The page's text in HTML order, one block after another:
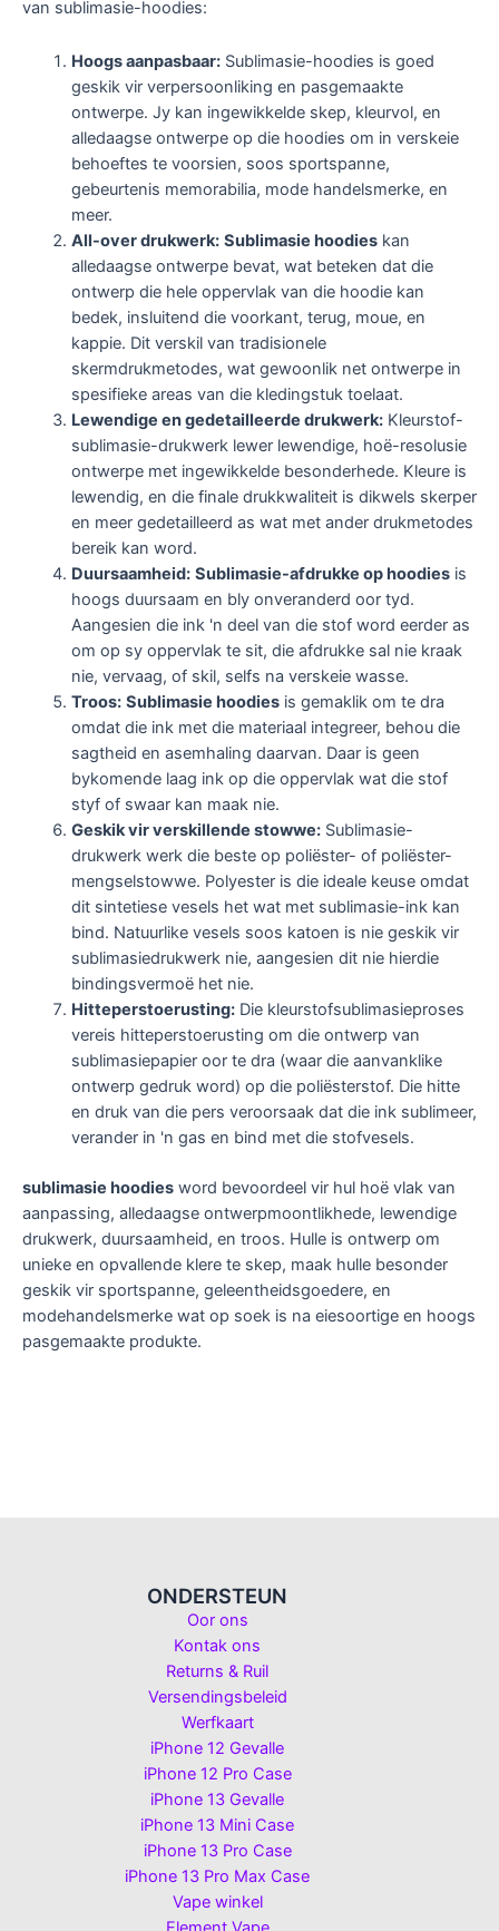
van sublimasie-hoodies:
Hoogs aanpasbaar:Sublimasie-hoodies is goed
geskik vir verpersoonliking en pasgemaakte
ontwerpe. Jy kan ingewikkelde skep, kleurvol, en
alledaagse ontwerpe op die hoodies om in verskeie
behoeftes te voorsien, soos sportspanne,
gebeurtenis memorabilia, mode handelsmerke, en
meer.
All-over drukwerk: Sublimasie hoodieskan
alledaagse ontwerpe bevat, wat beteken dat die
ontwerp die hele oppervlak van die hoodie kan
bedek, insluitend die voorkant, terug, moue, en
kappie. Dit verskil van tradisionele
skermdrukmetodes, wat gewoonlik net ontwerpe in
spesifieke areas van die kledingstuk toelaat.
Lewendige en gedetailleerde drukwerk:Kleurstof-
sublimasie-drukwerk lewer lewendige, hoë-resolusie
ontwerpe met ingewikkelde besonderhede. Kleure is
lewendig, en die finale drukkwaliteit is dikwels skerper
en meer gedetailleerd as wat met ander drukmetodes
bereik kan word.
Duursaamheid: Sublimasie-afdrukke op hoodiesis
hoogs duursaam en bly onveranderd oor tyd.
Aangesien die ink 'n deel van die stof word eerder as
om op sy oppervlak te sit, die afdrukke sal nie kraak
nie, vervaag, of skil, selfs na verskeie wasse.
Troos: Sublimasie hoodiesis gemaklik om te dra
omdat die ink met die materiaal integreer, behou die
sagtheid en asemhaling daarvan. Daar is geen
bykomende laag ink op die oppervlak wat die stof
styf of swaar kan maak nie.
Geskik vir verskillende stowwe:Sublimasie-
drukwerk werk die beste op poliëster- of poliëster-
mengselstowwe. Polyester is die ideale keuse omdat
dit sintetiese vesels het wat met sublimasie-ink kan
bind. Natuurlike vesels soos katoen is nie geskik vir
sublimasiedrukwerk nie, aangesien dit nie hierdie
bindingsvermoë het nie.
Hitteperstoerusting:Die kleurstofsublimasieproses
vereis hitteperstoerusting om die ontwerp van
sublimasiepapier oor te dra (waar die aanvanklike
ontwerp gedruk word) op die poliësterstof. Die hitte
en druk van die pers veroorsaak dat die ink sublimeer,
verander in 'n gas en bind met die stofvesels.
sublimasie hoodies word bevoordeel vir hul hoë vlak van
aanpassing, alledaagse ontwerpmoontlikhede, lewendige
drukwerk, duursaamheid, en troos. Hulle is ontwerp om
unieke en opvallende klere te skep, maak hulle besonder
geskik vir sportspanne, geleentheidsgoedere, en
modehandelsmerke wat op soek is na eiesoortige en hoogs
pasgemaakte produkte.
ONDERSTEUN
Oor ons
Kontak ons
Returns & Ruil
Versendingsbeleid
Werfkaart
iPhone 12 Gevalle
iPhone 12 Pro Case
iPhone 13 Gevalle
iPhone 13 Mini Case
iPhone 13 Pro Case
iPhone 13 Pro Max Case
Vape winkel